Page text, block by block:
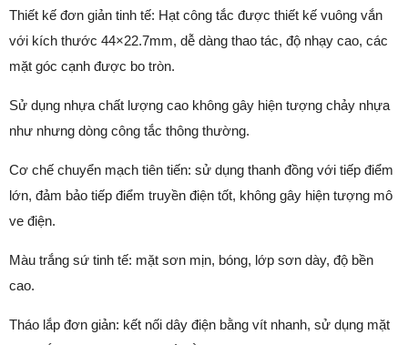
Thiết kế đơn giản tinh tế: Hạt công tắc được thiết kế vuông vắn
với kích thước 44×22.7mm, dễ dàng thao tác, độ nhạy cao, các
mặt góc cạnh được bo tròn.
Sử dụng nhựa chất lượng cao không gây hiện tượng chảy nhựa
như nhưng dòng công tắc thông thường.
Cơ chế chuyển mạch tiên tiến: sử dụng thanh đồng với tiếp điểm
lớn, đảm bảo tiếp điểm truyền điện tốt, không gây hiện tượng mô
ve điện.
Màu trắng sứ tinh tế: mặt sơn mịn, bóng, lớp sơn dày, độ bền
cao.
Tháo lắp đơn giản: kết nối dây điện bằng vít nhanh, sử dụng mặt